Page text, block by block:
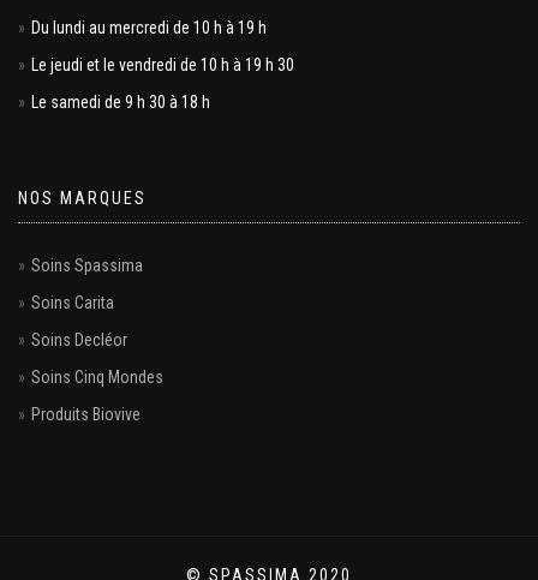
Du lundi au mercredi de 10 h à 19 h
Le jeudi et le vendredi de 10 h à 19 h 30
Le samedi de 9 h 30 à 18 h
NOS MARQUES
Soins Spassima
Soins Carita
Soins Decléor
Soins Cinq Mondes
Produits Biovive
© SPASSIMA 2020